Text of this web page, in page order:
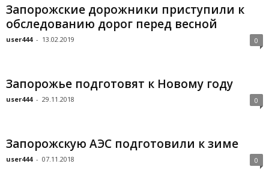
Запорожские дорожники приступили к
обследованию дорог перед весной
user444 - 13.02.2019 0
Запорожье подготовят к Новому году
user444 - 29.11.2018 0
Запорожскую АЭС подготовили к зиме
user444 - 07.11.2018 0